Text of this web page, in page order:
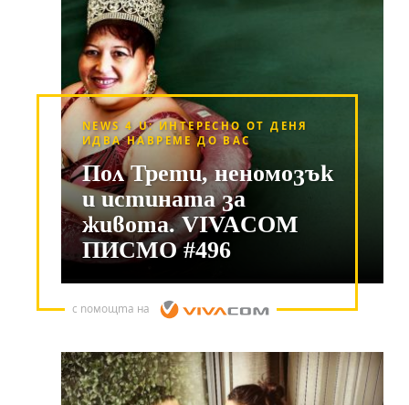
NEWS 4 U: ИНТЕРЕСНО ОТ ДЕНЯ
ИДВА НАВРЕМЕ ДО ВАС
Пол Трети, неномозък
и истината за
живота. VIVACOM
ПИСМО #496
с помощта на